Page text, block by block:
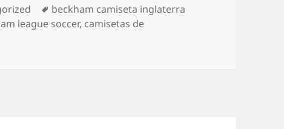
Etiquetas
beckham camiseta inglaterra
league soccer, camisetas de